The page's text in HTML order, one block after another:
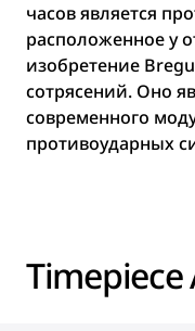
часов является
расположенное у
изобретение
сотрясений. Оно
современного
противоударных